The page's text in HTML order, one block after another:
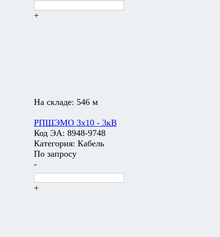
+
На складе: 546 м
РПШЭМО 3х10 - 3кВ
Код ЭА: 8948-9748
Категория: Кабель
По запросу
-
+